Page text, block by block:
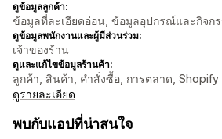
ดูข้อมูลลูกค้า:
ข้อมูลที่ละเอียดอ่อน, ข้อมูลอุปกรณ์และกิจก
ดูข้อมูลพนักงานและผู้มีส่วนร่วม:
เจ้าของร้าน
ดูและแก้ไขข้อมูลร้านค้า:
ลูกค้า, สินค้า, คำสั่งซื้อ, การตลาด, Shopify
ดูรายละเอียด
พบกับแอปที่น่าสนใจ